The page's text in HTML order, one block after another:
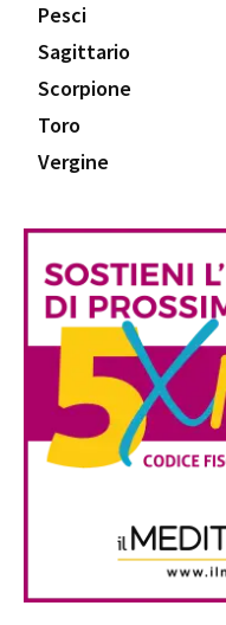
Pesci
Sagittario
Scorpione
Toro
Vergine